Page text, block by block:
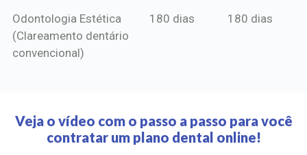
Odontologia Estética
(Clareamento dentário
convencional)
180 dias 180 dias
Veja o vídeo com o passo a passo para você
contratar um plano dental online!